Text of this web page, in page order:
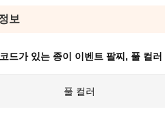
보
드가 있는 종이 이벤트 팔찌 , 풀 컬
풀 컬러